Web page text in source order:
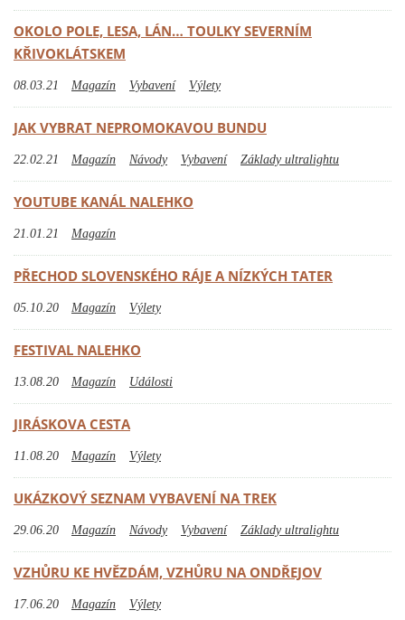
OKOLO POLE, LESA, LÁN… TOULKY SEVERNÍM
KŘIVOKLÁTSKEM
08.03.21 Magazín Vybavení Výlety
JAK VYBRAT NEPROMOKAVOU BUNDU
22.02.21 Magazín Návody Vybavení Základy ultralightu
YOUTUBE KANÁL NALEHKO
21.01.21 Magazín
PŘECHOD SLOVENSKÉHO RÁJE A NÍZKÝCH TATER
05.10.20 Magazín Výlety
FESTIVAL NALEHKO
13.08.20 Magazín Události
JIRÁSKOVA CESTA
11.08.20 Magazín Výlety
UKÁZKOVÝ SEZNAM VYBAVENÍ NA TREK
29.06.20 Magazín Návody Vybavení Základy ultralightu
VZHŮRU KE HVĚZDÁM, VZHŮRU NA ONDŘEJOV
17.06.20 Magazín Výlety